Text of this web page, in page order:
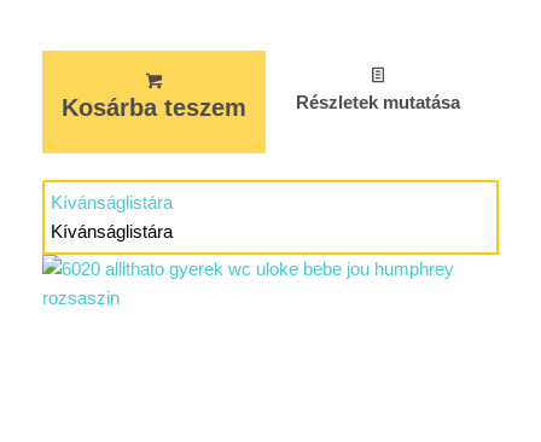
Kosárba teszem Részletek mutatása
Kívánságlistára
Kívánságlistára